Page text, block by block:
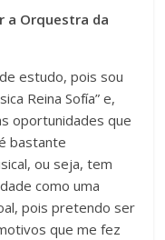
a Orquestra da
estudo, pois sou
Reina Sofía” e,
oportunidades que
bastante
ou seja, tem
como uma
pois pretendo ser
que me fez